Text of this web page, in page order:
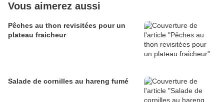
Vous aimerez aussi
Pêches au thon revisitées pour un
plateau fraicheur
Salade de cornilles au hareng fumé